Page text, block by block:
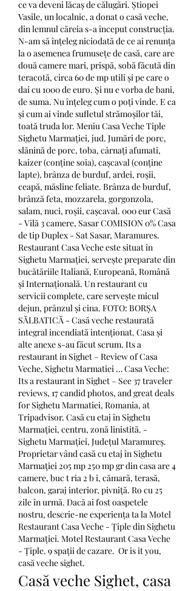
ce va deveni lăcaș de călugări. Știopei
Vasile, un localnic, a donat o casă veche,
din lemnul căreia s-a început construcția.
N-am să înțeleg niciodată de ce ai renunța
la o asemenea frumusețe de casă, care are
două camere mari, prispă, sobă făcută din
teracotă, circa 60 de mp utili și pe care o
dai cu 1000 de euro. Și nu e vorba de bani,
de suma. Nu înțeleg cum o poți vinde. E ca
și cum ai vinde sufletul strămoșilor tăi,
toată truda lor. Meniu Casa Veche Tiple
Sighetu Marmației, jud. Jumări de porc,
slănină de porc, toba, cârnați afumati,
kaizer (conține soia), cașcaval (conține
lapte), brânza de burduf, ardei, roșii,
ceapă, măsline feliate. Brânza de burduf,
brânză feta, mozzarela, gorgonzola,
salam, nuci, roșii, cașcaval. 000 eur Casă
- Vilă 3 camere, Sasar COMISION 0% Casa
de tip Duplex - Sat Sasar, Maramures.
Restaurant Casa Veche este situat în
Sighetu Marmației, servește preparate din
bucătăriile Italiană, Europeană, Română
și Internațională. Un restaurant cu
servicii complete, care servește micul
dejun, prânzul și cina. FOTO: BORȘA
SĂLBATICĂ - Casă veche restaurată
integral incendiată intenționat. Casa și
alte anexe s-au făcut scrum. Its a
restaurant in Sighet – Review of Casa
Veche, Sighetu Marmatiei … Casa Veche:
Its a restaurant in Sighet – See 37 traveler
reviews, 17 candid photos, and great deals
for Sighetu Marmatiei, Romania, at
Tripadvisor. Casă cu etaj în Sighetu
Marmaţiei, centru, zonă linistită. -
Sighetu Marmației, Județul Maramureș.
Proprietar vând casă cu etaj în Sighetu
Marmaţiei 205 mp 250 mp gr din casa are 4
camere, buc t ria 2 b i, cămară, terasă,
balcon, garaj interior, pivniţă. Ro cu 25
zile în urmă. Dacă ai fost oaspetele
nostru, descrie-ne experiența ta la Motel
Restaurant Casa Veche - Țiple din Sighetu
Marmației. Motel Restaurant Casa Veche
- Țiple. 9 spații de cazare.  Or is it you,
casă veche sighet.
Casă veche Sighet, casa